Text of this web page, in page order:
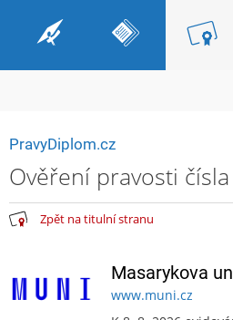
PravyDiplom.cz
Ověření pravosti
Zpět na titulní stranu
Masarykova
www.muni.cz